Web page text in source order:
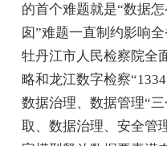
的首个难题就是“数据
囱”难题一直制约影响
牡丹江市人民检察院全
略和龙江数字检察
数据治理、数据管理“
取、数据治理、安全管